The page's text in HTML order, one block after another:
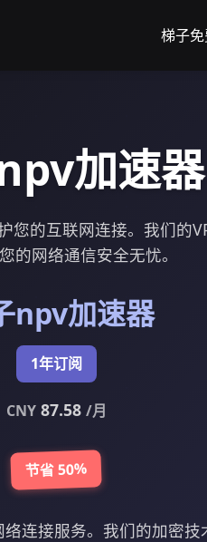
梯子
加速器
您的互联网连接。我们的
的网络通信安全无忧。
npv加速器
1年订阅
CNY87.58 /月
节省 50%
连接服务。我们的加密